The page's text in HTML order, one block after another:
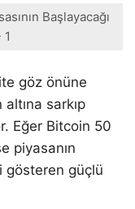
Başlayacağı
göz önüne
altına sarkıp
Eğer Bitcoin 50
piyasanın
gösteren güçlü